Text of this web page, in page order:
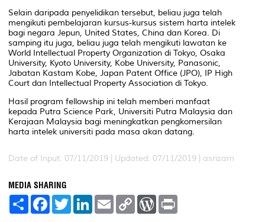
Selain daripada penyelidikan tersebut, beliau juga telah
mengikuti pembelajaran kursus-kursus sistem harta intelek
bagi negara Jepun, United States, China dan Korea. Di
samping itu juga, beliau juga telah mengikuti lawatan ke
World Intellectual Property Organization di Tokyo, Osaka
University, Kyoto University, Kobe University, Panasonic,
Jabatan Kastam Kobe, Japan Patent Office (JPO), IP High
Court dan Intellectual Property Association di Tokyo.
Hasil program fellowship ini telah memberi manfaat
kepada Putra Science Park, Universiti Putra Malaysia dan
Kerajaan Malaysia bagi meningkatkan pengkomersilan
harta intelek universiti pada masa akan datang.
Date of Input: 07/11/2019 | Updated: 07/11/2019 | asrizam
MEDIA SHARING
S
F
a
T
w
L
E
m
C
W